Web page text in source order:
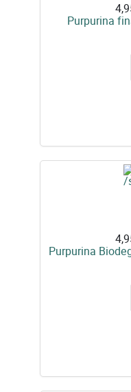
Purpurina
Purpurina